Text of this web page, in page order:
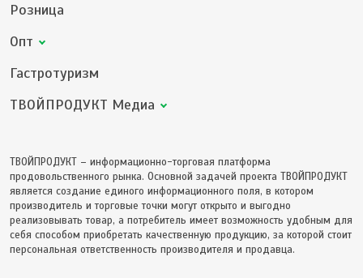
Розница
Опт
Гастротуризм
ТВОЙПРОДУКТ Медиа
ТВОЙПРОДУКТ – информационно-торговая платформа
продовольственного рынка. Основной задачей проекта ТВОЙПРОДУКТ
является создание единого информационного поля, в котором
производитель и торговые точки могут открыто и выгодно
реализовывать товар, а потребитель имеет возможность удобным для
себя способом приобретать качественную продукцию, за которой стоит
персональная ответственность производителя и продавца.